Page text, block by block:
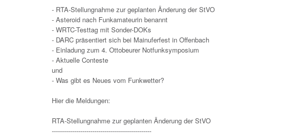
- RTA-Stellungnahme zur geplanten Änderung der StVO
- Asteroid nach Funkamateurin benannt
- WRTC-Testtag mit Sonder-DOKs
- DARC präsentiert sich bei Mainuferfest in Offenbach
- Einladung zum 4. Ottobeurer Notfunksymposium
- Aktuelle Conteste
und
- Was gibt es Neues vom Funkwetter?
Hier die Meldungen:
RTA-Stellungnahme zur geplanten Änderung der StVO
-------------------------------------------------